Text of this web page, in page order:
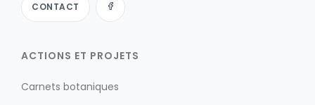
CONTACT
ACTIONS ET PROJETS
Carnets botaniques